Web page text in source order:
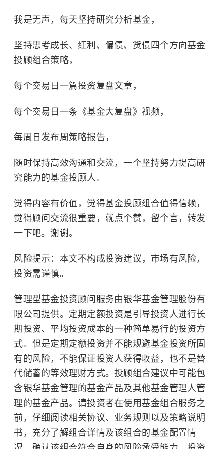
我是无声，每天坚持研究分析基金，
坚持思考成长、红利、偏债、货债四个方向基金
投顾组合策略，
每个交易日一篇投资复盘文章，
每个交易日一条《基金大复盘》视频，
每周日发布周策略报告，
随时保持高效沟通和交流，一个坚持努力提高研
究能力的基金投顾人。
觉得内容有价值，觉得基金投顾组合值得信赖，
觉得顾问交流很重要，就点个赞，留个言，转发
一下吧。谢谢。
风险提示：本文不构成投资建议，市场有风险，
投资需谨慎。
管理型基金投资顾问服务由银华基金管理股份有
限公司提供。定期定额投资是引导投资人进行长
期投资、平均投资成本的一种简单易行的投资方
式。但是定期定额投资并不能规避基金投资所固
有的风险，不能保证投资人获得收益，也不是替
代储蓄的等效理财方式。投顾组合建议中可能包
含银华基金管理的基金产品及其他基金管理人管
理的基金产品。请投资者在使用基金组合服务之
前，仔细阅读相关协议、业务规则以及策略说明
书，充分了解组合详情及该组合的基金配置情